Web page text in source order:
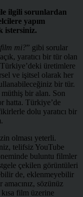
ilgili sorunlardan
yapım
istersiniz.
mi?” gibi sorular
yaratıcı bir tür olan
üretimlere
ve işitsel olarak her
bir tür.
bir alan. Son
hatta. Türkiye’de
dolu yaratıcı bir
olması yeterli.
telifsiz YouTube
buluntu filmler
çekilen görüntüleri
de, eklenmeyebilir
sözünüz
film üzerine